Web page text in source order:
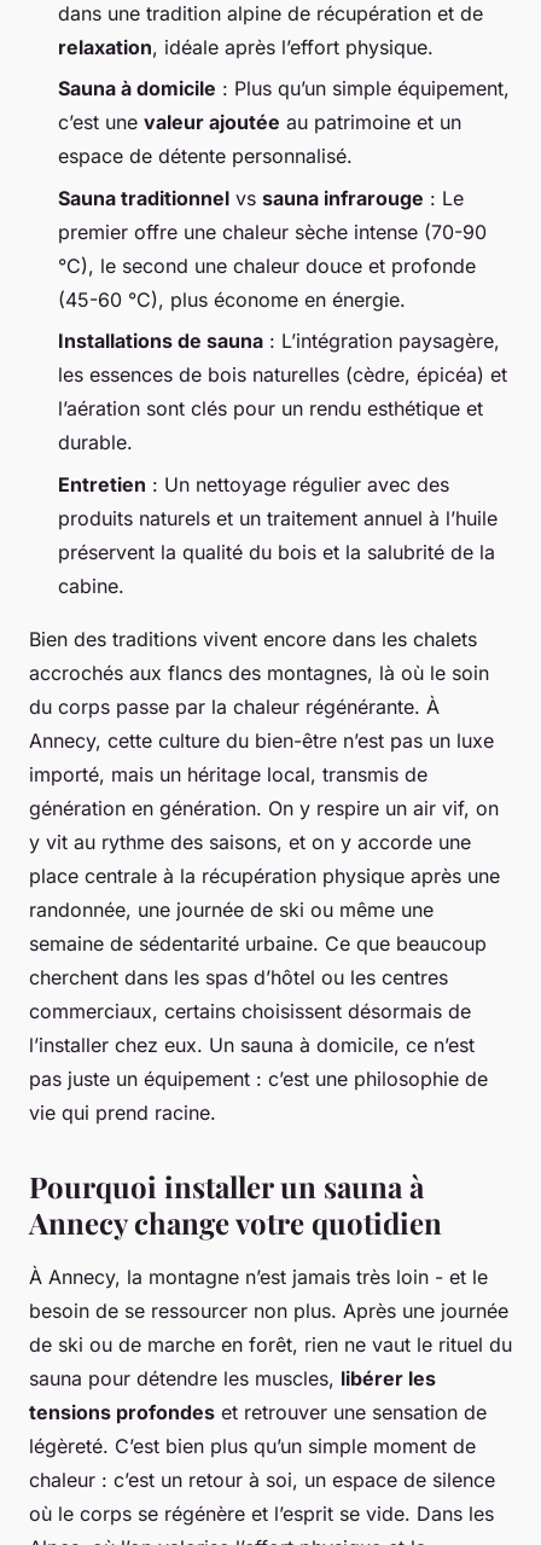
dans une tradition alpine de récupération et de
relaxation, idéale après l’effort physique.
Sauna à domicile : Plus qu’un simple équipement,
c’est une valeur ajoutée au patrimoine et un
espace de détente personnalisé.
Sauna traditionnel vs sauna infrarouge : Le
premier offre une chaleur sèche intense (70-90
°C), le second une chaleur douce et profonde
(45-60 °C), plus économe en énergie.
Installations de sauna : L’intégration paysagère,
les essences de bois naturelles (cèdre, épicéa) et
l’aération sont clés pour un rendu esthétique et
durable.
Entretien : Un nettoyage régulier avec des
produits naturels et un traitement annuel à l’huile
préservent la qualité du bois et la salubrité de la
cabine.
Bien des traditions vivent encore dans les chalets
accrochés aux flancs des montagnes, là où le soin
du corps passe par la chaleur régénérante. À
Annecy, cette culture du bien-être n’est pas un luxe
importé, mais un héritage local, transmis de
génération en génération. On y respire un air vif, on
y vit au rythme des saisons, et on y accorde une
place centrale à la récupération physique après une
randonnée, une journée de ski ou même une
semaine de sédentarité urbaine. Ce que beaucoup
cherchent dans les spas d’hôtel ou les centres
commerciaux, certains choisissent désormais de
l’installer chez eux. Un sauna à domicile, ce n’est
pas juste un équipement : c’est une philosophie de
vie qui prend racine.
Pourquoi installer un sauna à
Annecy change votre quotidien
À Annecy, la montagne n’est jamais très loin - et le
besoin de se ressourcer non plus. Après une journée
de ski ou de marche en forêt, rien ne vaut le rituel du
sauna pour détendre les muscles, libérer les
tensions profondes et retrouver une sensation de
légèreté. C’est bien plus qu’un simple moment de
chaleur : c’est un retour à soi, un espace de silence
où le corps se régénère et l’esprit se vide. Dans les